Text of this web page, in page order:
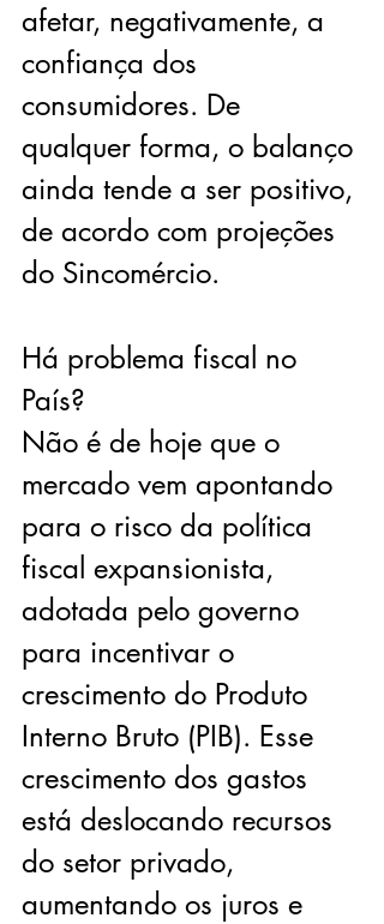
afetar, negativamente, a
confiança dos
consumidores. De
qualquer forma, o balanço
ainda tende a ser positivo,
de acordo com projeções
do Sincomércio.
Há problema fiscal no
País?
Não é de hoje que o
mercado vem apontando
para o risco da política
fiscal expansionista,
adotada pelo governo
para incentivar o
crescimento do Produto
Interno Bruto (PIB). Esse
crescimento dos gastos
está deslocando recursos
do setor privado,
aumentando os juros e